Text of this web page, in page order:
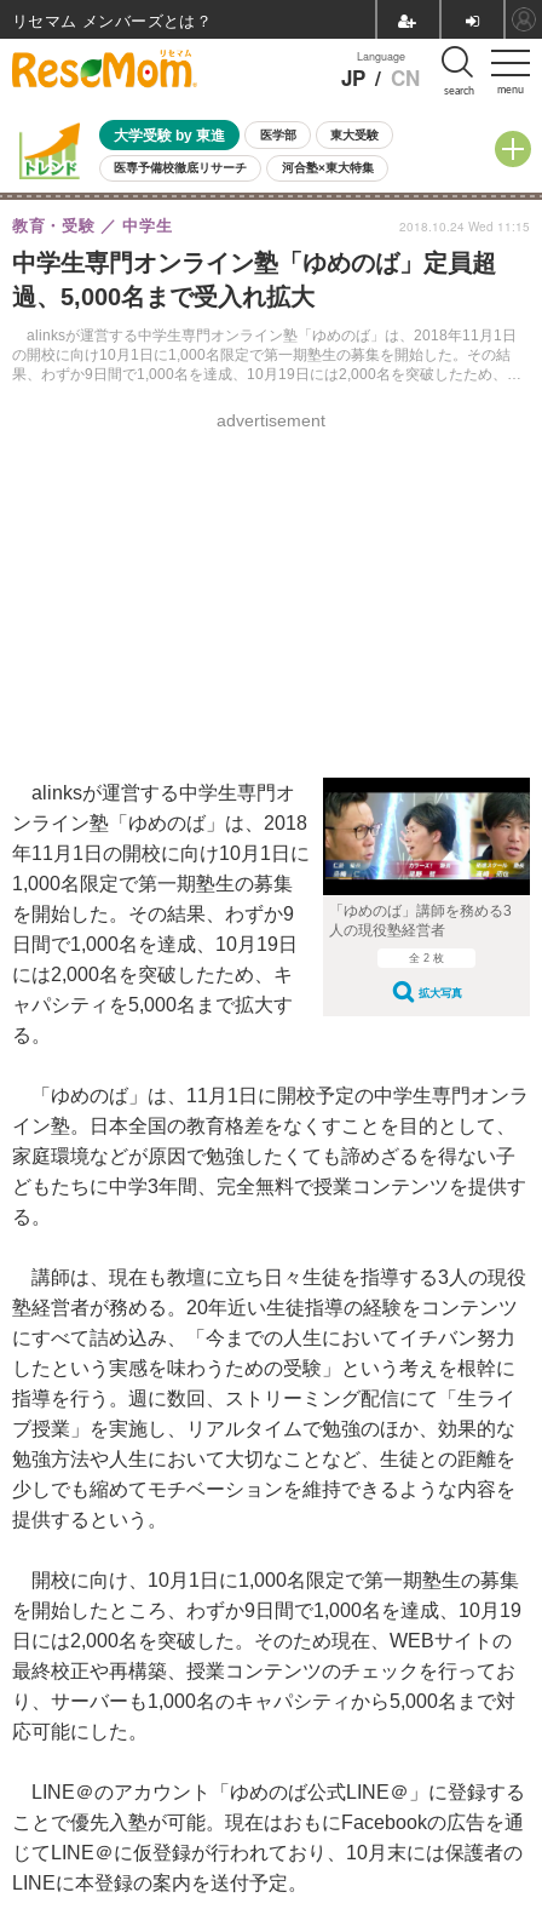
menu
Language
JP / CN search
大学受験 by 東進 医学部 東大受験
医専予備校徹底リサーチ 河合塾×東大特集
親子で考える大学選び 高校受験 中学受験 小学校受験
共通テスト 夏休み
8月開催イベント・WS 全国公立高校 過去問 人気記事
自由研究教材（小学生向け） 自由研究教材（中学生向け）
中学生専門オンライン塾「ゆめのば」定員超
過、5,000名まで受入れ拡大
alinksが運営する中学生専門オンライン塾「ゆめのば」は、2018年11月1日
の開校に向け10月1日に1,000名限定で第一期塾生の募集を開始した。その結
果、わずか9日間で1,000名を達成、10月19日には2,000名を突破したため、キ
教育・受験 中学生
advertisement
2018.10.24 Wed 11:15
「ゆめのば」講師を務める3
人の現役塾経営者
全 2 枚
拡大写真
alinksが運営する中学生専門オ
ンライン塾「ゆめのば」は、2018
年11月1日の開校に向け10月1日に
1,000名限定で第一期塾生の募集
を開始した。その結果、わずか9
日間で1,000名を達成、10月19日
には2,000名を突破したため、キ
ャパシティを5,000名まで拡大す
る。
「ゆめのば」は、11月1日に開校予定の中学生専門オンラ
イン塾。日本全国の教育格差をなくすことを目的として、
家庭環境などが原因で勉強したくても諦めざるを得ない子
どもたちに中学3年間、完全無料で授業コンテンツを提供す
る。
講師は、現在も教壇に立ち日々生徒を指導する3人の現役
塾経営者が務める。20年近い生徒指導の経験をコンテンツ
にすべて詰め込み、「今までの人生においてイチバン努力
したという実感を味わうための受験」という考えを根幹に
指導を行う。週に数回、ストリーミング配信にて「生ライ
ブ授業」を実施し、リアルタイムで勉強のほか、効果的な
勉強方法や人生において大切なことなど、生徒との距離を
少しでも縮めてモチベーションを維持できるような内容を
提供するという。
開校に向け、10月1日に1,000名限定で第一期塾生の募集
を開始したところ、わずか9日間で1,000名を達成、10月19
日には2,000名を突破した。そのため現在、WEBサイトの
最終校正や再構築、授業コンテンツのチェックを行ってお
り、サーバーも1,000名のキャパシティから5,000名まで対
応可能にした。
LINE＠のアカウント「ゆめのば公式LINE＠」に登録する
ことで優先入塾が可能。現在はおもにFacebookの広告を通
じてLINE＠に仮登録が行われており、10月末には保護者の
LINEに本登録の案内を送付予定。
リセマム メンバーズ